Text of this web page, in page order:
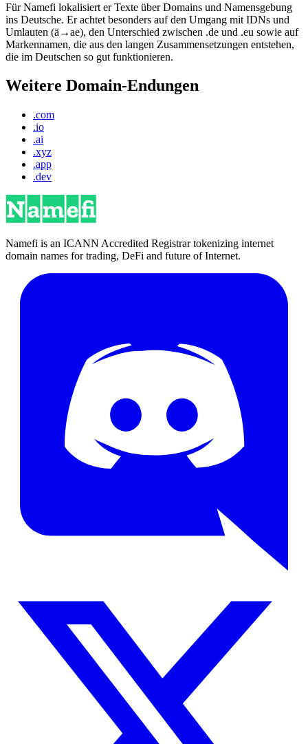
Für Namefi lokalisiert er Texte über Domains und Namensgebung
ins Deutsche. Er achtet besonders auf den Umgang mit IDNs und
Umlauten (ä→ae), den Unterschied zwischen .de und .eu sowie auf
Markennamen, die aus den langen Zusammensetzungen entstehen,
die im Deutschen so gut funktionieren.
Weitere Domain-Endungen
.com
.io
.ai
.xyz
.app
.dev
Namefi is an ICANN Accredited Registrar tokenizing internet
domain names for trading, DeFi and future of Internet.